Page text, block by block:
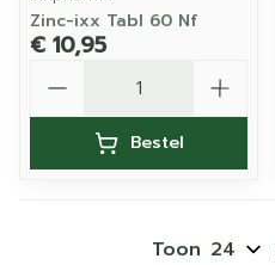
Zinc-ixx Tabl 60 Nf
€ 10,95
Bestel
Toon